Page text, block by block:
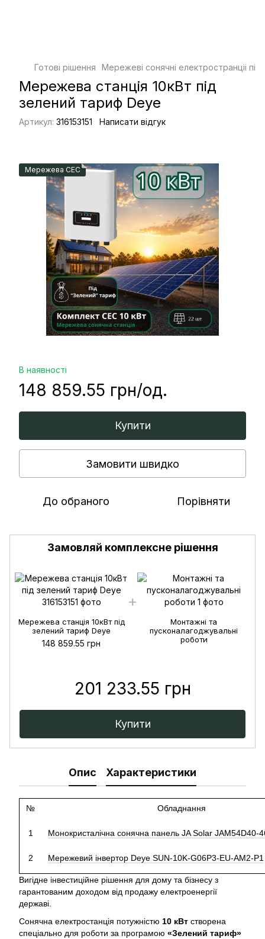
Готові рішення Мережеві сонячні електространціі
Мережева станція 10кВт під
зелений тариф Deye
Артикул: 316153151 Написати відгук
Мережева СЕС
В наявності
148 859.55 грн/од.
Купити
Замовити швидко
До обраного Порівняти
Замовляй комплексне рішення
Мережева станція 10кВт під
зелений тариф Deye
148 859.55 грн
Монтажні та
пусконалагоджувальні
роботи
201 233.55 грн
Купити
Опис Характеристики
№ Обладнання
1 Монокристалічна сонячна панель JA Solar JAM54D40-
2 Мережевий інвертор Deye SUN-10K-G06P3-EU-AM2-P1
Вигідне інвестиційне рішення для дому та бізнесу з
гарантованим доходом від продажу електроенергії
державі.
Сонячна електростанція потужністю 10 кВт створена
спеціально для роботи за програмою «Зелений тариф»